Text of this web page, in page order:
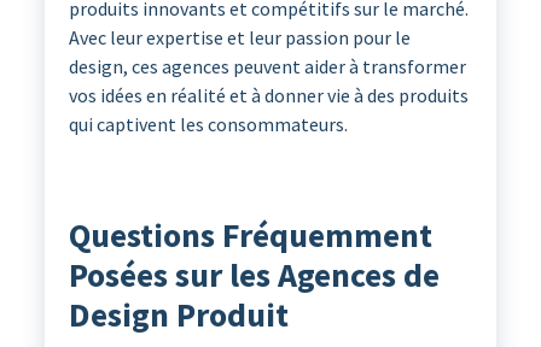
produits innovants et compétitifs sur le marché.
Avec leur expertise et leur passion pour le
design, ces agences peuvent aider à transformer
vos idées en réalité et à donner vie à des produits
qui captivent les consommateurs.
Questions Fréquemment
Posées sur les Agences de
Design Produit